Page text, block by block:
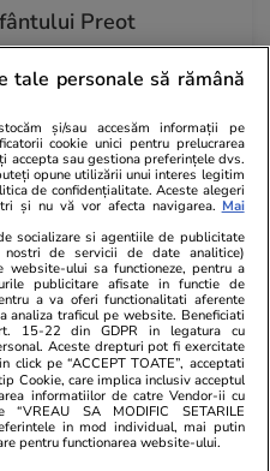
Preot
tinerețe Ilie
Mihail,
pelerinii
23 iul.
sinucidere asistată
de metri altitudine
tale personale să rămână
și/sau accesăm informații pe
cookie unici pentru prelucrarea
accepta sau gestiona preferințele dvs.
opune utilizării unui interes legitim
de confidențialitate. Aceste alegeri
și nu vă vor afecta navigarea. Mai
socializare si agentiile de publicitate
nostri de servicii de date analitice)
website-ului sa functioneze, pentru a
publicitare afisate in functie de
a va oferi functionalitati aferente
analiza traficul pe website. Beneficiati
15-22 din GDPR in legatura cu
Aceste drepturi pot fi exercitate
click pe “ACCEPT TOATE”, acceptati
Cookie, care implica inclusiv acceptul
informatiilor de catre Vendor-ii cu
SA MODIFIC SETARILE
in mod individual, mai putin
pentru functionarea website-ului.